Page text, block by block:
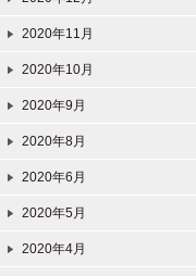
2020年11月
2020年10月
2020年9月
2020年8月
2020年6月
2020年5月
2020年4月